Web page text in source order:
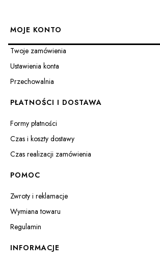
Linki w stopce
MOJE KONTO
Twoje zamówienia
Ustawienia konta
Przechowalnia
PŁATNOŚCI I DOSTAWA
Formy płatności
Czas i koszty dostawy
Czas realizacji zamówienia
POMOC
Zwroty i reklamacje
Wymiana towaru
Regulamin
INFORMACJE